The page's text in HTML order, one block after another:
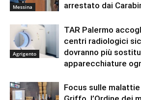
Messina
arrestato dai
Agrigento
TAR Palermo
centri radiologici
dovranno più
apparecchiature
Focus sulle